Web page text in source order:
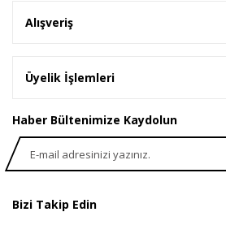
Alışveriş
Üyelik İşlemleri
Haber Bültenimize Kaydolun
Bizi Takip Edin